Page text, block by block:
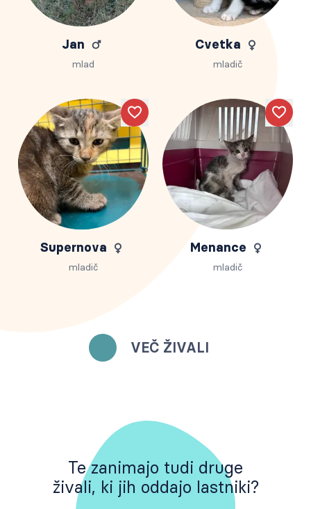
VEČ ŽIVALI
Jan
mlad
Cvetka
mladič
Like
Supernova
mladič
Like
Menance
mladič
Te zanimajo tudi druge
živali, ki jih oddajo lastniki?